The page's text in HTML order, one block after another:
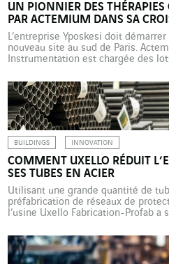
UN PIONNIER DES
PAR ACTEMIUM DANS SA
L’entreprise Yposkesi doit
nouveau site au sud de Paris.
Instrumentation est chargée des
les cancers, les maladies du sang,
neurodégénératives, génétiques et
génique, qui consiste à […]
BUILDINGS INNOVATION
COMMENT UXELLO RÉDUIT
SES TUBES EN ACIER
Utilisant une grande quantité de
préfabrication de réseaux de
l’usine Uxello Fabrication-Profab a
empreinte carbone. Uxello
spécialisée dans la préfabrication
incendie par sprinkler destinés […]